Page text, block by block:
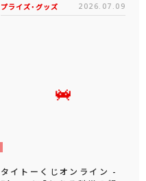
プライズ・グッズ 2026.07.09
タイトーくじオンライン -